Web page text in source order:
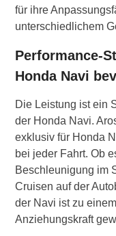
für ihre
unterschiedlichem
Performance-
Honda Navi
Die Leistung ist ein
der Honda Navi.
exklusiv für Honda
bei jeder Fahrt. Ob
Beschleunigung im
Cruisen auf der
der Navi ist zu
Anziehungskraft